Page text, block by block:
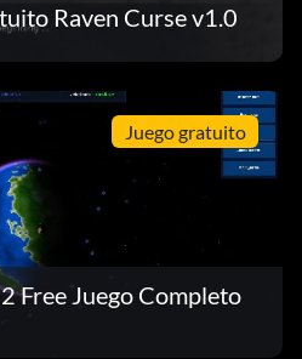
Raven Curse v1.0
Juego gratuito
Free Juego Completo